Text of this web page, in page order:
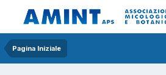
Pagina Iniziale